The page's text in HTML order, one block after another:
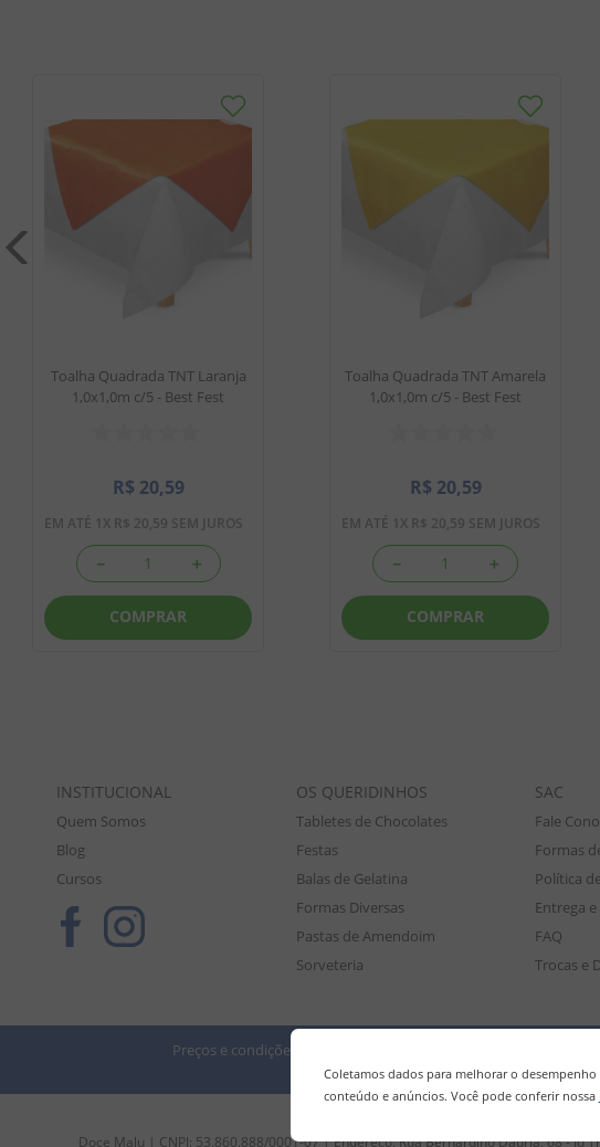
Coletamos dados para melhorar o
conteúdo e anúncios. Você pode conferir nossa
Toalha Quadrada TNT Laranja
1,0x1,0m c/5 - Best Fest
R$ 20,59
EM ATÉ 1 X R$ 20,59 SEM JUROS
＋
－
COMPRAR
Toalha Quadrada TNT Amarela
1,0x1,0m c/5 - Best Fest
R$ 20,59
EM ATÉ 1 X R$ 20,59 SEM JUROS
＋
－
COMPRAR
INSTITUCIONAL
Quem Somos
Blog
Cursos
OS QUERIDINHOS
Tabletes de Chocolates
Festas
Balas de Gelatina
Formas Diversas
Pastas de Amendoim
Sorveteria
SAC
Fale
Formas
Política
Entrega
FAQ
Trocas e
Preços e condições de pagamento válidos exclusivamente
Todos os preços e
Doce Malu | CNPJ: 53.860.888/0001-07 | Endereço: Rua Bernardino Dáuria, 68 - Jd